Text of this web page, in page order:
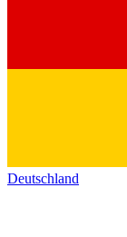
Deutschland